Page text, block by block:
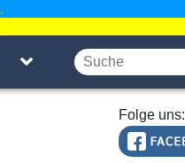
Folge uns: